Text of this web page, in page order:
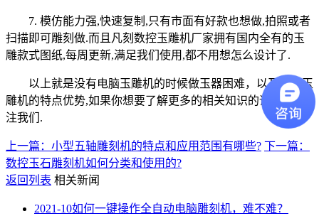
7. 模仿能力强,快速复制,只有市面有好款也想做,拍照或者
扫描即可雕刻做.而且凡刻数控玉雕机厂家拥有国内全有的玉
雕款式图纸,每周更新,满足我们使用,都不用想怎么设计了.
以上就是没有电脑玉雕机的时候做玉器困难，以及电脑玉
雕机的特点优势,如果你想要了解更多的相关知识的话可以关
注我们.
上一篇：小型五轴雕刻机的特点和应用范围有哪些? 下一篇：
数控玉石雕刻机如何分类和使用的?
返回列表 相关新闻
2021-10如何一键操作全自动电脑雕刻机，难不难？